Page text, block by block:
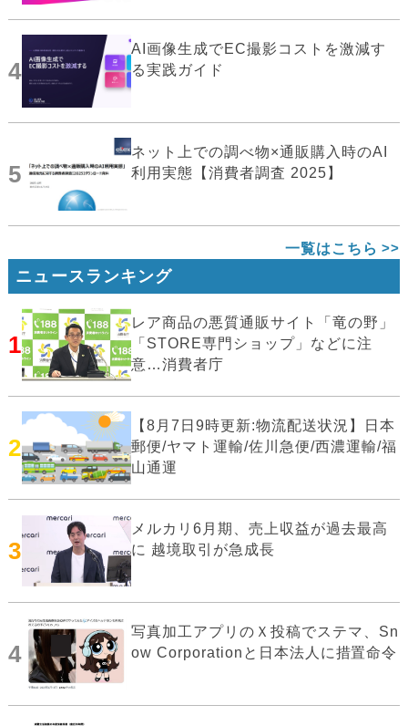
4
AI画像生成でEC撮影コストを激減す
る実践ガイド
5
ネット上での調べ物×通販購入時のAI
利用実態【消費者調査 2025】
一覧はこちら
ニュースランキング
1
レア商品の悪質通販サイト「竜の野」
「STORE専門ショップ」などに注
意…消費者庁
2
【8月7日9時更新:物流配送状況】日本
郵便/ヤマト運輸/佐川急便/西濃運輸/福
山通運
3
メルカリ6月期、売上収益が過去最高
に 越境取引が急成長
4
写真加工アプリのＸ投稿でステマ、Sn
ow Corporationと日本法人に措置命令